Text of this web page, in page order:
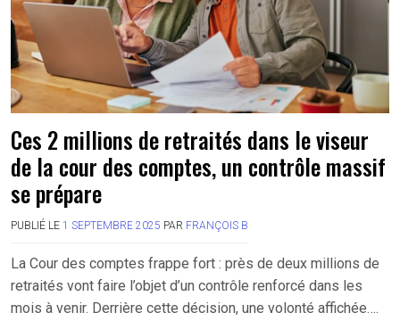
Ces 2 millions de retraités dans le viseur
de la cour des comptes, un contrôle massif
se prépare
PUBLIÉ LE 1 SEPTEMBRE 2025 PAR FRANÇOIS B
La Cour des comptes frappe fort : près de deux millions de
retraités vont faire l’objet d’un contrôle renforcé dans les
mois à venir. Derrière cette décision, une volonté affichée….